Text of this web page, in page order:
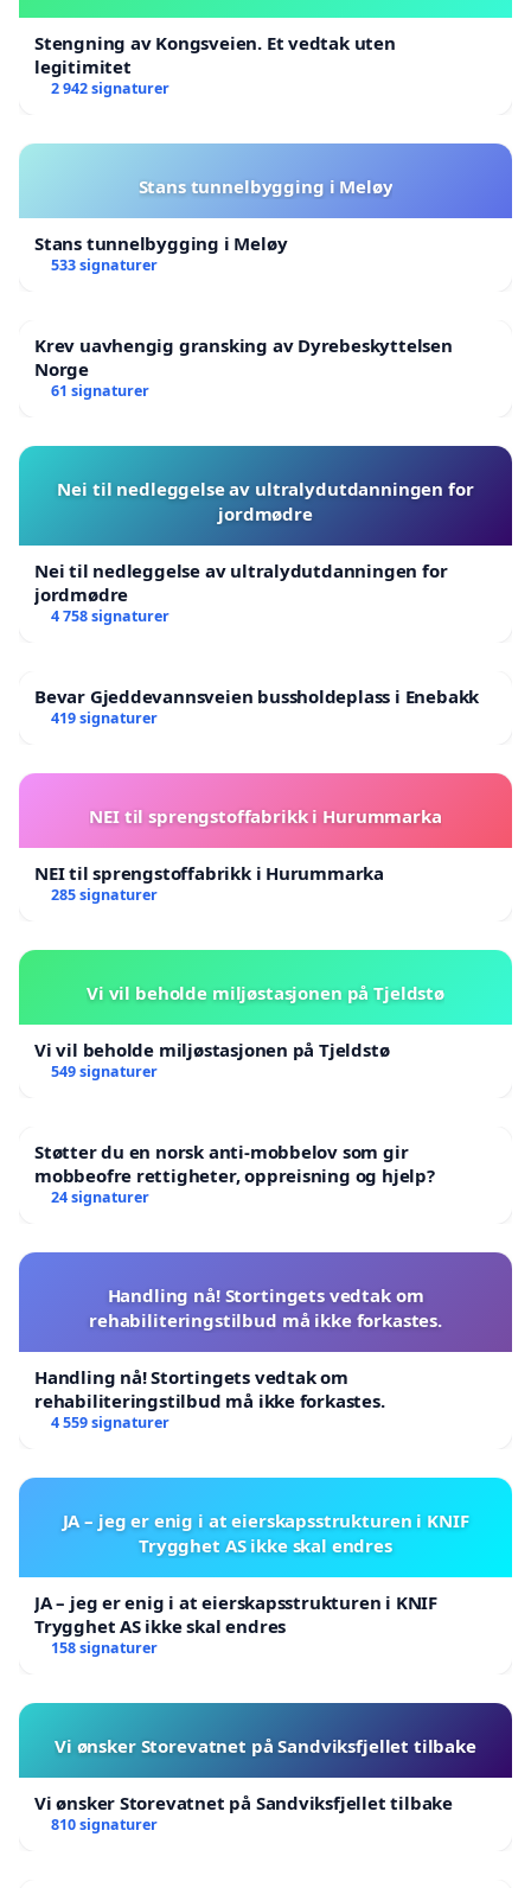
Stengning av Kongsveien. Et vedtak uten
legitimitet
2 942 signaturer
Stans tunnelbygging i Meløy
Stans tunnelbygging i Meløy
533 signaturer
Krev uavhengig gransking av Dyrebeskyttelsen
Norge
61 signaturer
Nei til nedleggelse av ultralydutdanningen for
jordmødre
Nei til nedleggelse av ultralydutdanningen for
jordmødre
4 758 signaturer
Bevar Gjeddevannsveien bussholdeplass i Enebakk
419 signaturer
NEI til sprengstoffabrikk i Hurummarka
NEI til sprengstoffabrikk i Hurummarka
285 signaturer
Vi vil beholde miljøstasjonen på Tjeldstø
Vi vil beholde miljøstasjonen på Tjeldstø
549 signaturer
Støtter du en norsk anti-mobbelov som gir
mobbeofre rettigheter, oppreisning og hjelp?
24 signaturer
Handling nå! Stortingets vedtak om
rehabiliteringstilbud må ikke forkastes.
Handling nå! Stortingets vedtak om
rehabiliteringstilbud må ikke forkastes.
4 559 signaturer
JA – jeg er enig i at eierskapsstrukturen i KNIF
Trygghet AS ikke skal endres
JA – jeg er enig i at eierskapsstrukturen i KNIF
Trygghet AS ikke skal endres
158 signaturer
Vi ønsker Storevatnet på Sandviksfjellet tilbake
Vi ønsker Storevatnet på Sandviksfjellet tilbake
810 signaturer